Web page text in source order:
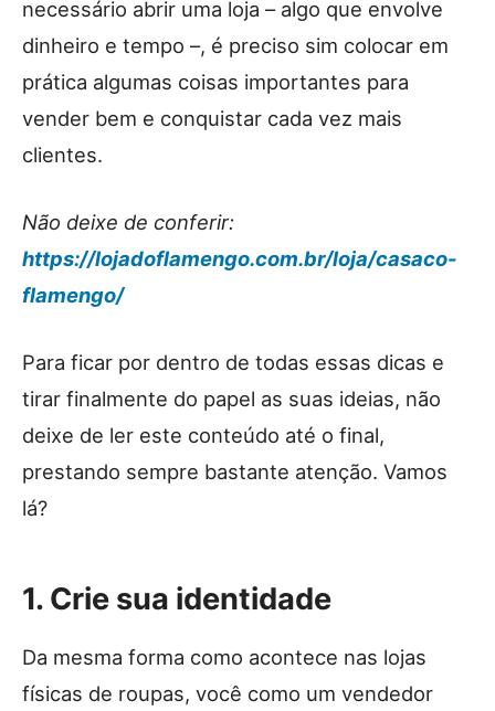
necessário abrir uma loja – algo que envolve
dinheiro e tempo –, é preciso sim colocar em
prática algumas coisas importantes para
vender bem e conquistar cada vez mais
clientes.
Não deixe de conferir:
https://lojadoflamengo.com.br/loja/casaco-
flamengo/
Para ficar por dentro de todas essas dicas e
tirar finalmente do papel as suas ideias, não
deixe de ler este conteúdo até o final,
prestando sempre bastante atenção. Vamos
lá?
1. Crie sua identidade
Da mesma forma como acontece nas lojas
físicas de roupas, você como um vendedor